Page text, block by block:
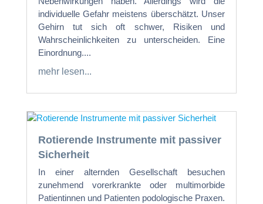
individuelle Gefahr meistens überschätzt. Unser
Gehirn tut sich oft schwer, Risiken und
Wahrscheinlichkeiten zu unterscheiden. Eine
Einordnung....
mehr lesen...
Rotierende Instrumente mit passiver
Sicherheit
In einer alternden Gesellschaft besuchen
zunehmend vorerkrankte oder multimorbide
Patientinnen und Patienten podologische Praxen.